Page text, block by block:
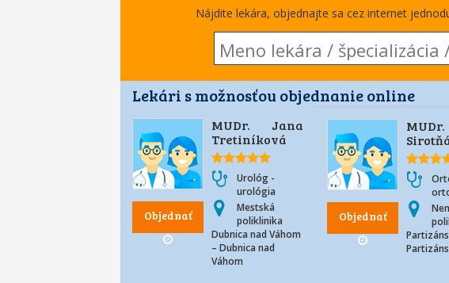
Nájdite lekára, objednajte sa cez internet
Lekári s možnosťou objednanie online
Objednať
MUDr. Jana
Tretiníková
Urológ -
urológia
Mestská
poliklinika
Dubnica nad Váhom
– Dubnica nad
Váhom
Objednať